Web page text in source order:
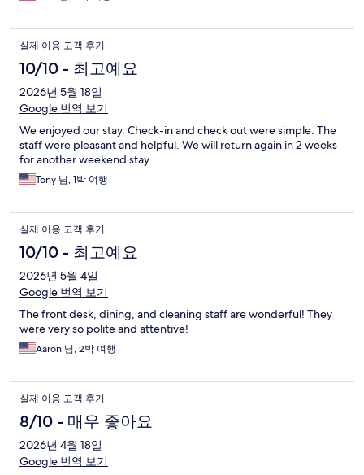
실제 이용 고객 후기
10/10 - 최고예요
2026년 5월 18일
Google 번역 보기
We enjoyed our stay. Check-in and check out were simple. The
staff were pleasant and helpful. We will return again in 2 weeks
for another weekend stay.
Tony 님, 1박 여행
실제 이용 고객 후기
10/10 - 최고예요
2026년 5월 4일
Google 번역 보기
The front desk, dining, and cleaning staff are wonderful! They
were very so polite and attentive!
Aaron 님, 2박 여행
실제 이용 고객 후기
8/10 - 매우 좋아요
2026년 4월 18일
Google 번역 보기